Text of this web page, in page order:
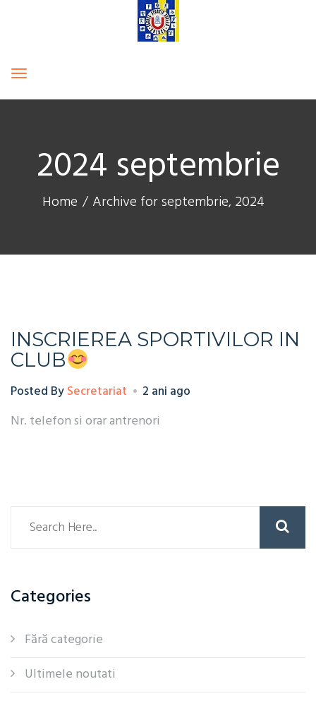
Toggle
navigation
2024 septembrie
Home Archive for septembrie, 2024
INSCRIEREA SPORTIVILOR IN
CLUB
Posted BySecretariat 2 ani ago
Nr. telefon si orar antrenori
Categories
Fără categorie
Ultimele noutati